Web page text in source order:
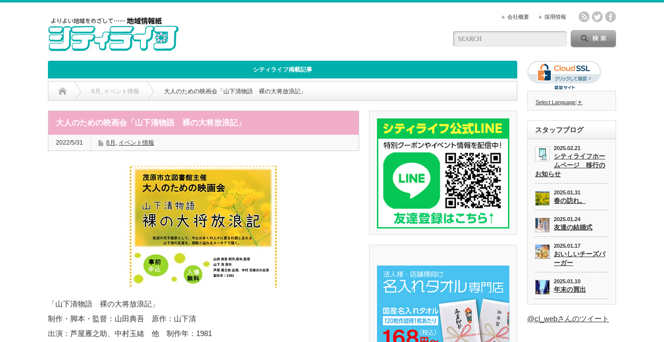
会社概要 採用情報
シティライフ掲載記事
6月 , イベント情報 大人のための映画会「山下清物語 裸の大将放浪記」
大人のための映画会「山下清物語 裸の大将放浪記」
2022/5/31 6月 , イベント情報
「山下清物語 裸の大将放浪記」
制作・脚本・監督：山田典吾 原作：山下清
出演：芦屋雁之助、中村玉緒 他 制作年：1981
Select Language ▼
スタッフブログ
2025.02.21
シティライフホー
ムページ 移行の
お知らせ
2025.01.31
春の訪れ。
2025.01.24
友達の結婚式
2025.01.17
おいしいチーズバ
ーガー
2025.01.10
年末の買出
@cl_webさんのツイート